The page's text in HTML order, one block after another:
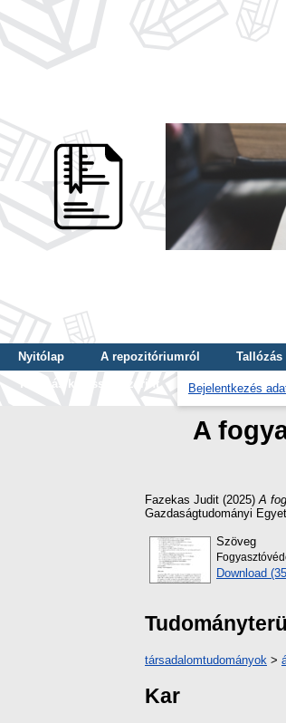
Nyitólap A repozitóriumról
Tallózás kulcsszó szerint
Bejelentkezés
A
Fazekas Judit (2025) A
Gazdaságtudományi
Szöveg
Download
társadalomtudományok >
Kar